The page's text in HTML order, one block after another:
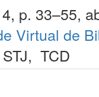
p. 33–55,
Virtual de
STJ, TCD